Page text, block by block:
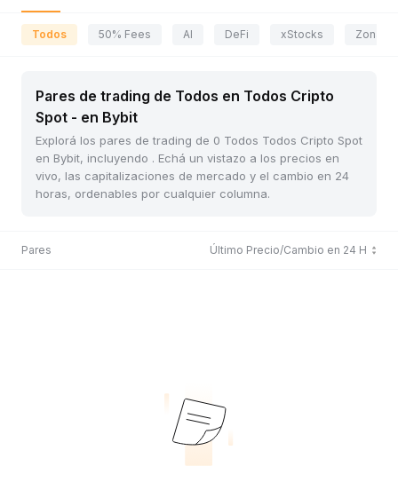
Todos 50% Fees AI DeFi xStocks Zona
Pares de trading de Todos en Todos Cripto
Spot - en Bybit
Explorá los pares de trading de 0 Todos Todos Cripto Spot
en Bybit, incluyendo . Echá un vistazo a los precios en
vivo, las capitalizaciones de mercado y el cambio en 24
horas, ordenables por cualquier columna.
Pares Último Precio/Cambio en 24 H